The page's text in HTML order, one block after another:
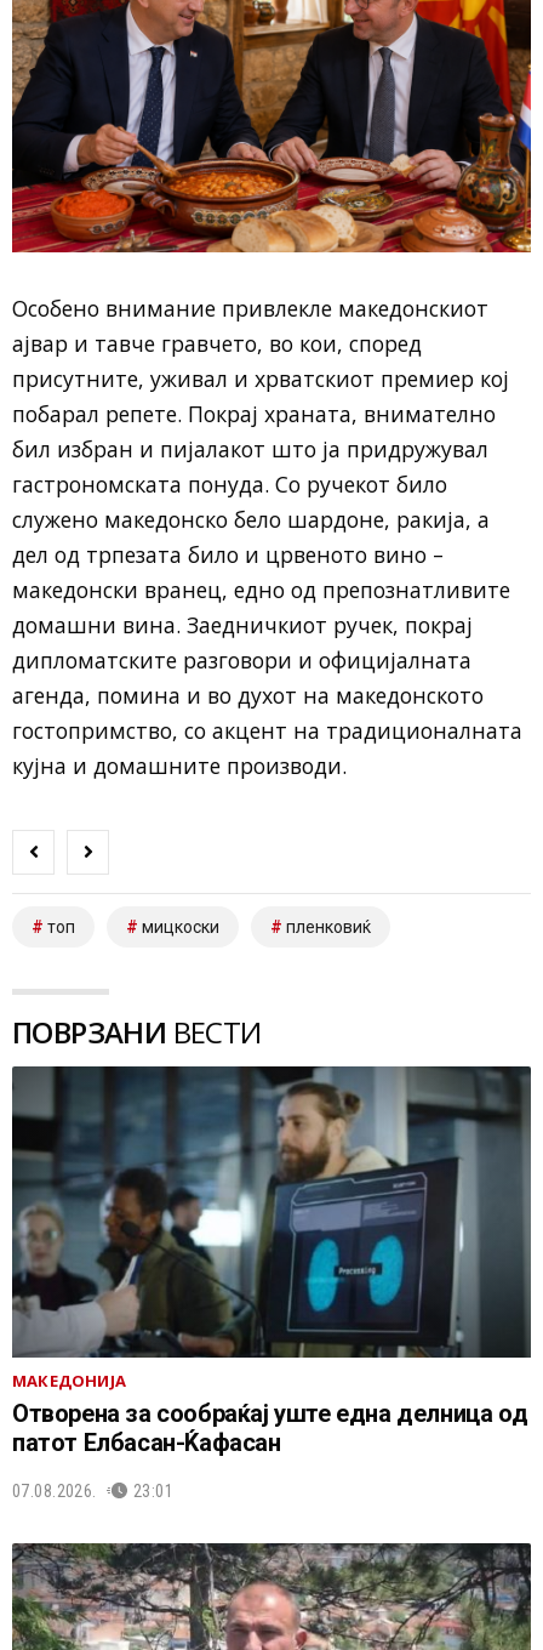
Особено внимание привлекле македонскиот
ајвар и тавче гравчето, во кои, според
присутните, уживал и хрватскиот премиер кој
побарал репете. Покрај храната, внимателно
бил избран и пијалакот што ја придружувал
гастрономската понуда. Со ручекот било
служено македонско бело шардоне, ракија, а
дел од трпезата било и црвеното вино –
македонски вранец, едно од препознатливите
домашни вина. Заедничкиот ручек, покрај
дипломатските разговори и официјалната
агенда, помина и во духот на македонското
гостопримство, со акцент на традиционалната
кујна и домашните производи.
топ мицкоски пленковиќ
ПОВРЗАНИ ВЕСТИ
МАКЕДОНИЈА
Отворена за сообраќај уште една делница од
патот Елбасан-Ќафасан
07.08.2026. 23:01